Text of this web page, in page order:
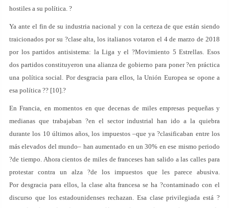
hostiles a su política. ?
Ya ante el fin de su industria nacional y con la certeza de que están siendo
traicionados por su ?clase alta, los italianos votaron el 4 de marzo de 2018
por los partidos antisistema: la Liga y el ?Movimiento 5 Estrellas. Esos
dos partidos constituyeron una alianza de gobierno para poner ?en práctica
una política social. Por desgracia para ellos, la Unión Europea se opone a
esa política ?? [10].?
En Francia, en momentos en que decenas de miles empresas pequeñas y
medianas que trabajaban ?en el sector industrial han ido a la quiebra
durante los 10 últimos años, los impuestos –que ya ?clasificaban entre los
más elevados del mundo– han aumentado en un 30% en ese mismo periodo
?de tiempo. Ahora cientos de miles de franceses han salido a las calles para
protestar contra un alza ?de los impuestos que les parece abusiva.
Por desgracia para ellos, la clase alta francesa se ha ?contaminado con el
discurso que los estadounidenses rechazan. Esa clase privilegiada está ?